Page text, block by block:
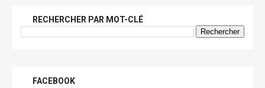
RECHERCHER PAR MOT-CLÉ
FACEBOOK